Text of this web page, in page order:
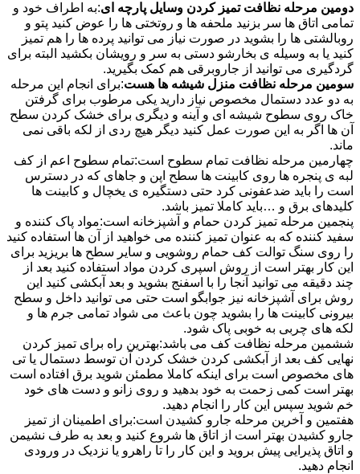
دومین مرحله نظافت تمیز کردن وسایل پارچه ای:به اطراف خود و
تمامی اتاق ها سر بزنید ملحفه ها و روتختی ها را عوض کنید پتو و
روبالشتی ها را بشوید در صورت نیاز می توانید پرده ها را هم تمیز
کنید یا به وسیله ی بخارشو دستی به سر و رویشان بکشید البته برای
گردگیری می توانید از جاروبرقی هم کمک بگیرید.
سومین مرحله نظافت منزل شیشه ها هست:برای انجام این مرحله
به دو عدد دستمال مخصوص نیاز دارید یکی مرطوب برای گرفتن
خاک روی سطوح شیشه ای و آینه و دیگری برای خشک کردن سطح
آن ها اگر به این صورت عمل کنید دیگر هیچ ردی از لکه باقی نمی
ماند.
چهارمین مرحله نظافت تمام سطوح است:تمام سطوح اعم از کف
لبه ی پنجره ها روی کابینت ها سطح اپن و جاهای که در دسترس
است را باید ضدعفونی کرد حتی دستگیره ی یخچال و کابینت ها
کلیدهای برق و …باید کاملا تمیز باشد.
پنجمین مرحله تمیز کردن حمام و آشپزخانه است:مواد پاک کننده و
سفید کننده که به عنوان تمیز کننده می خواهید از آن ها استفاده کنید
را روی سنگ توالت کف حمام روشویی و سایر سطح ها بریزید برای
این کار بهتر است از روش اسپری کردن مواد استفاده کنید بعد از
چند دقیقه می توانید آنجا را با اسفنج بشوید و بعد آبکشی کنید این
روش برای آشپزخانه نیز جوابگو است حتی می توانید داخل و سطح
بیرونی کابینت ها را بشوید چون باعث می شواد تمامی جرم ها و
لکه های چربی به خوبی پاک شود.
ششمین مرحله نظافت کف می باشد:بهترین راه برای تمیز کردن
نهایی کف بعد از آبکشی کردن خشک کردن آن توسط دستمال یا تی
های مخصوص است برای اینکه کاملا مطمئن شوید برق افتاده است
بهتر است کمی زحمت به خود بدهید و روی زانو و دست های خود
خم شوید سپس این کار را انجام دهید.
هفتمین و آخرین مرحله جارو کشیدن است:برای اطمینان از تمیز
جارو کشیدن بهتر است از اتاق ها شروع کنید و بعد به طرف نشیمن
و اتاق پذیرایی پیش بروید و این کار را تا راهرو یا نزدیک در ورودی
انجام دهید.